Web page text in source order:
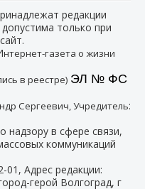
редакции
только при
нтернет-газета о жизни
в реестре) ЭЛ № ФС
Сергеевич, Учредитель:
в сфере связи,
коммуникаций
01 , Адрес редакции:
герой Волгоград, г